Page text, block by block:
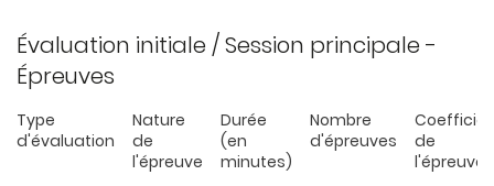
Évaluation initiale / Session principale -
Épreuves
Type
d'évaluation
Nature
de
l'épreuve
Durée
(en
minutes)
Nombre
d'épreuves
de
l'épreuve